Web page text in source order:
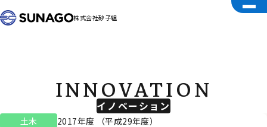
株式会社砂子組
イノベーション
INNOVATION
土木 2017年度 （平成29年度）